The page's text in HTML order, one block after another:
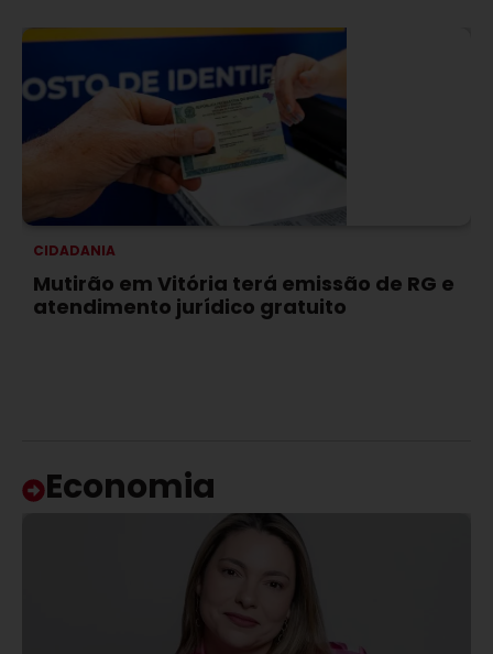
CIDADANIA
Mutirão em Vitória terá emissão de RG e
atendimento jurídico gratuito
Economia